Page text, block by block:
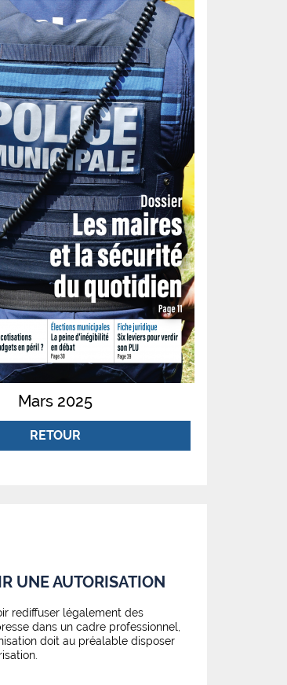
Mars 2025
RETOUR
UNE AUTORISATION
rediffuser légalement des
dans un cadre professionnel,
doit au préalable disposer